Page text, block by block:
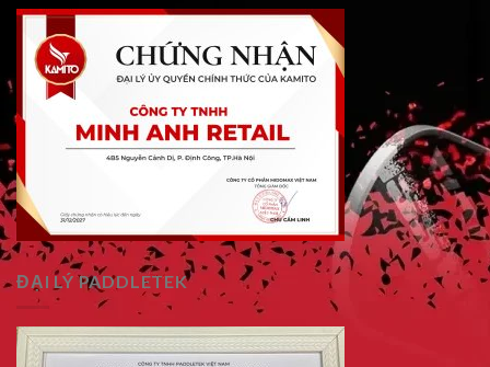
ĐẠI LÝ PADDLETEK